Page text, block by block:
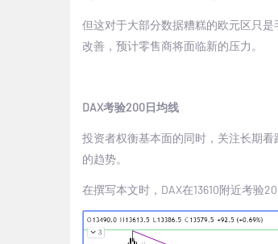
但这对于大部分数据糟糕的欧元区只
改善，预计零售商将面临新的压力。
DAX考验200日均线
投资者权衡基本面的同时，关注长期
的趋势。
在撰写本文时， DAX在13610附近考验